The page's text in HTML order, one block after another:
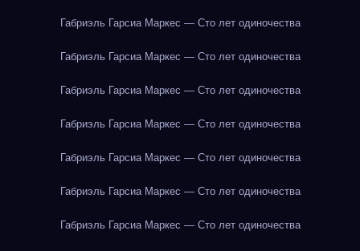
Габриэль Гарсиа Маркес — Сто лет одиночества
Габриэль Гарсиа Маркес — Сто лет одиночества
Габриэль Гарсиа Маркес — Сто лет одиночества
Габриэль Гарсиа Маркес — Сто лет одиночества
Габриэль Гарсиа Маркес — Сто лет одиночества
Габриэль Гарсиа Маркес — Сто лет одиночества
Габриэль Гарсиа Маркес — Сто лет одиночества